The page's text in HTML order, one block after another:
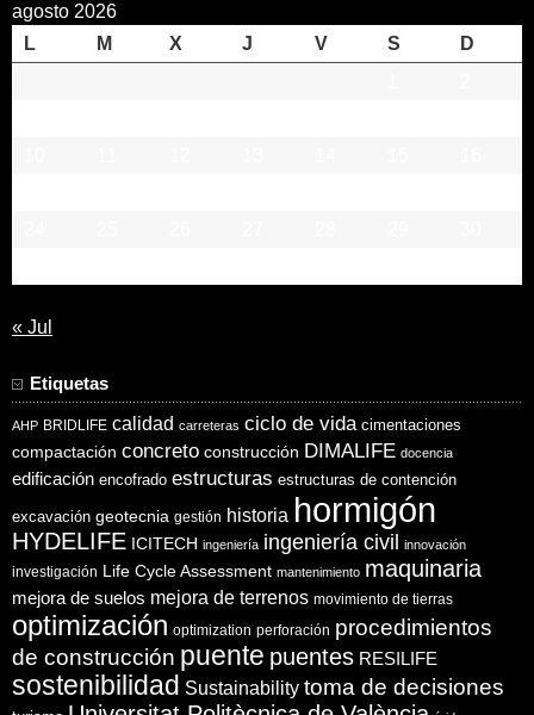
agosto 2026
L
M X J V S
D
« Jul
Etiquetas
AHP BRIDLIFE calidad carreteras ciclo de vida cimentaciones
compactación concreto construcción DIMALIFE docencia
edificación encofrado estructuras estructuras de contención
excavación geotecnia gestión historia hormigón
HYDELIFE ICITECH ingeniería ingeniería civil innovación
investigación Life Cycle Assessment mantenimiento maquinaria
mejora de suelos mejora de terrenos movimiento de tierras
optimización optimization perforación procedimientos
de construcción puente puentes RESILIFE
sostenibilidad Sustainability toma de decisiones